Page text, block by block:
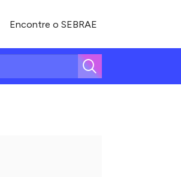
Encontre o SEBRAE